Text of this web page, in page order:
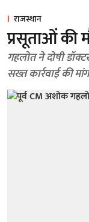
राजस्थान
प्रसूताओं की
गहलोत ने दोषी
सख्त कार्रवाई की मांग